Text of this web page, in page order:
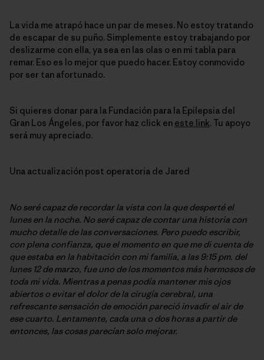
La vida me atrapó hace un par de meses. No estoy tratando
de escapar de su puño. Simplemente estoy trabajando por
deslizarme con ella, ya sea en las olas o en mi tabla para
remar. Eso es lo mejor que puedo hacer. Estoy conmovido
por ser tan afortunado.
Si quieres donar para la Fundación para la Epilepsia del
Gran Los Ángeles, por favor haz click en este link. Tu apoyo
será muy apreciado.
Una actualización post operatoria de Jared
No seré capaz de recordar la vista con la que desperté el
lunes en la noche. No seré capaz de contar una historia con
mucho detalle de las conversaciones. Pero puedo escribir,
con plena confianza, que el momento en que me di cuenta de
que estaba en la habitación con mi familia, a las 9:15 pm. del
lunes 12 de marzo, fue uno de los momentos más hermosos de
toda mi vida. Mientras a penas podía mantener mis ojos
abiertos o evitar el dolor de la cirugía cerebral, una
refrescante sensación de emoción pareció invadir el air de
ese cuarto. Lentamente, cada una o dos horas a partir de
entonces, las cosas parecían solo mejorar.